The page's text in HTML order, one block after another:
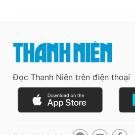
Đọc Thanh Niên trên điện thoại